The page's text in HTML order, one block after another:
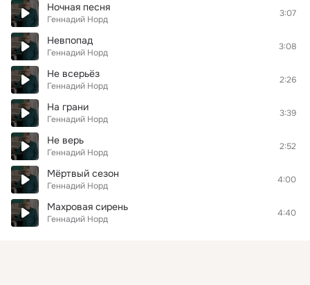
Ночная песня
Геннадий Норд
3:07
Невпопад
Геннадий Норд
3:08
Не всерьёз
Геннадий Норд
2:26
На грани
Геннадий Норд
3:39
Не верь
Геннадий Норд
2:52
Мёртвый сезон
Геннадий Норд
4:00
Махровая сирень
Геннадий Норд
4:40